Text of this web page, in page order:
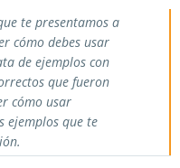
te presentamos a
cómo debes usar
de ejemplos con
que fueron
cómo usar
ejemplos que te